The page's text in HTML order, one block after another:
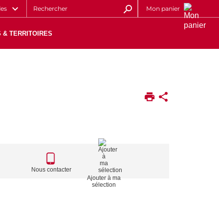
Mon panier
& TERRITOIRES
CALL
TO
ACTIONS
Nous contacter
Ajouter à ma
sélection